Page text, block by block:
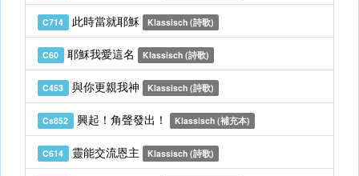
C714 此時當就耶穌 Klassisch (詩歌)
C60 耶穌我愛這名 Klassisch (詩歌)
C453 與你更親我神 Klassisch (詩歌)
Cs852 興起！角聲發出！ Klassisch (補充本)
C614 靈能交流恩主 Klassisch (詩歌)